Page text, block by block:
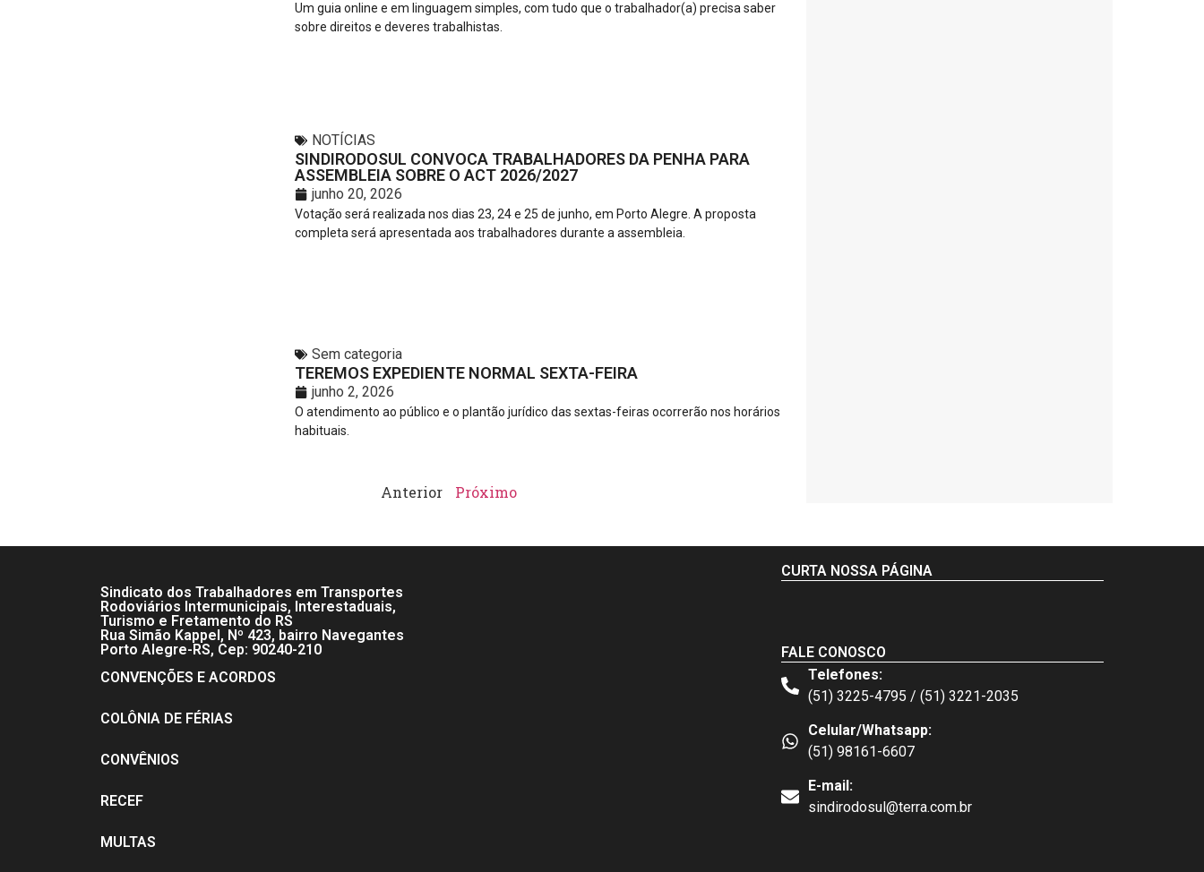
Um guia online e em linguagem simples, com tudo que o trabalhador(a) precisa saber
sobre direitos e deveres trabalhistas.
NOTÍCIAS
SINDIRODOSUL CONVOCA TRABALHADORES DA PENHA PARA
ASSEMBLEIA SOBRE O ACT 2026/2027
junho 20, 2026
Votação será realizada nos dias 23, 24 e 25 de junho, em Porto Alegre. A proposta
completa será apresentada aos trabalhadores durante a assembleia.
Sem categoria
TEREMOS EXPEDIENTE NORMAL SEXTA-FEIRA
junho 2, 2026
O atendimento ao público e o plantão jurídico das sextas-feiras ocorrerão nos horários
habituais.
Anterior Próximo
Sindicato dos Trabalhadores em Transportes
Rodoviários Intermunicipais, Interestaduais,
Turismo e Fretamento do RS
Rua Simão Kappel, Nº 423, bairro Navegantes
Porto Alegre-RS, Cep: 90240-210
CONVENÇÕES E ACORDOS
COLÔNIA DE FÉRIAS
CONVÊNIOS
RECEF
MULTAS
CURTA NOSSA PÁGINA
FALE CONOSCO
Telefones:
(51) 3225-4795 / (51) 3221-2035
Celular/Whatsapp:
(51) 98161-6607
E-mail:
sindirodosul@terra.com.br